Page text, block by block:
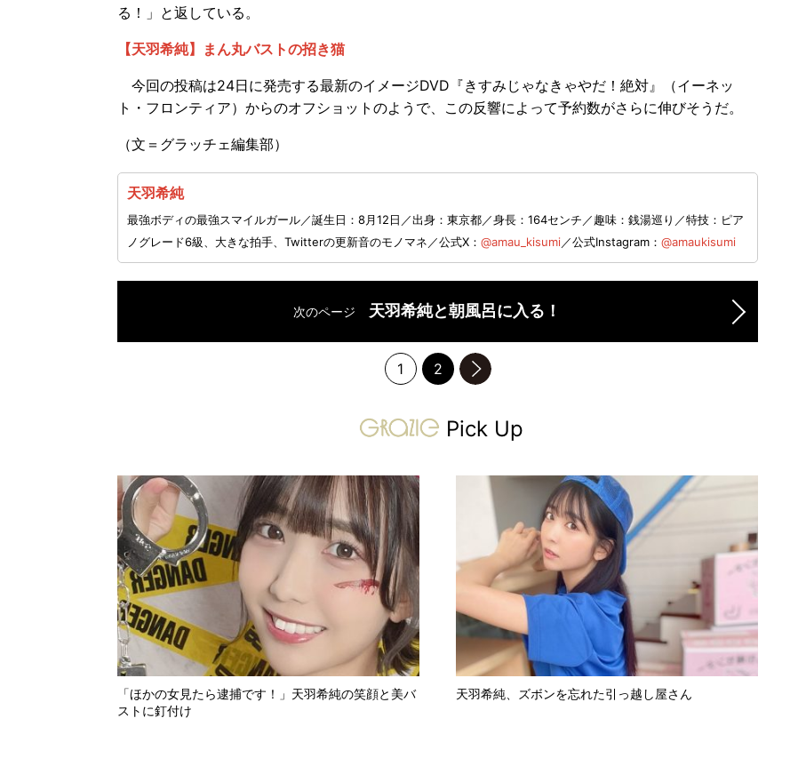
る！」と返している。
【天羽希純】まん丸バストの招き猫
今回の投稿は24日に発売する最新のイメージDVD『きすみじゃなきゃやだ！絶対』（イーネッ
ト・フロンティア）からのオフショットのようで、この反響によって予約数がさらに伸びそうだ。
（文＝グラッチェ編集部）
天羽希純
最強ボディの最強スマイルガール／誕生日：8月12日／出身：東京都／身長：164センチ／趣味：銭湯巡り／特技：ピア
ノグレード6級、大きな拍手、Twitterの更新音のモノマネ／公式X： @amau_kisumi／公式Instagram： @amaukisumi
次のページ 天羽希純と朝風呂に入る！
1 2
次のページへ
gravure-grazie
Pick Up
「ほかの女見たら逮捕です！」天羽希純の笑顔と美バ
ストに釘付け
天羽希純、ズボンを忘れた引っ越し屋さん